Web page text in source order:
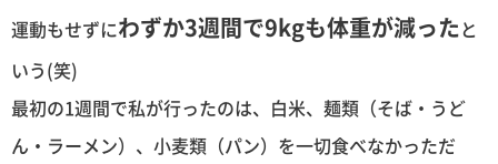
運動もせずにわずか3週間で9kgも体重が減ったと
いう(笑)
最初の1週間で私が行ったのは、白米、麺類（そば・うど
ん・ラーメン）、小麦類（パン）を一切食べなかっただ